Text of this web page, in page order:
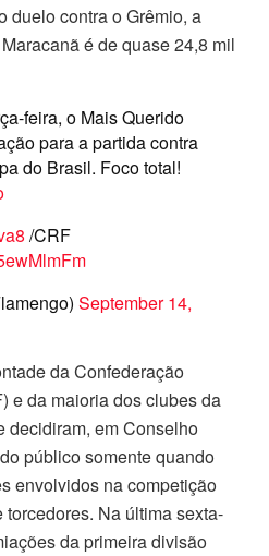
duelo contra o Grêmio, a
é de quase 24,8 mil
feira, o Mais Querido
para a partida contra
do Brasil. Foco total!
/CRF
September 14,
da Confederação
e da maioria dos clubes da
decidiram, em Conselho
público somente quando
envolvidos na competição
Na última sexta-
da primeira divisão